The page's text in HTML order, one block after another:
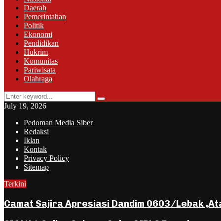
Daerah
Pemerintahan
Politik
Ekonomi
Pendidikan
Hukrim
Komunitas
Pariwisata
Olahraga
Search
for:
Search
July 19, 2026
Pedoman Media Siber
Redaksi
Iklan
Kontak
Privacy Policy
Sitemap
Terkini
Camat Sajira Apresiasi Dandim 0603/Lebak